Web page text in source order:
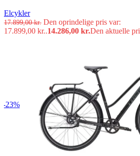
Elcykler
17.899,00kr. Den oprindelige pris var:
17.899,00 kr..14.286,00 kr.Den aktuelle
-23%